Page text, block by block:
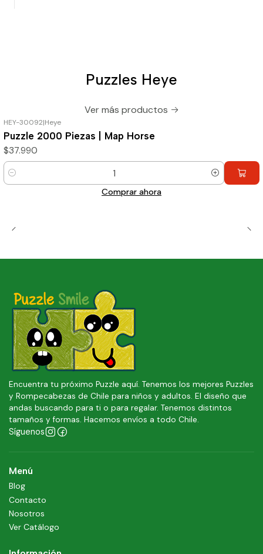
Puzzles Heye
Ver más productos
HEY-30092|Heye
Puzzle 2000 Piezas | Map Horse
$37.990
Cantidad
Comprar ahora
Encuentra tu próximo Puzzle aquí. Tenemos los mejores Puzzles
y Rompecabezas de Chile para niños y adultos. El diseño que
andas buscando para ti o para regalar. Tenemos distintos
tamaños y formas. Hacemos envíos a todo Chile.
Síguenos
Menú
Blog
Contacto
Nosotros
Ver Catálogo